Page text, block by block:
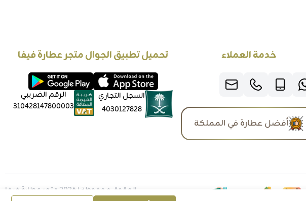
خدمة العملاء
أفضل عطارة في المملكة
تحميل تطبيق الجوال متجر عطارة فيفا
السجل التجاري
4030127828
الرقم الضريبي
310428147800003
الحقوق محفوظة | 2026 متجر عطارة فيفا